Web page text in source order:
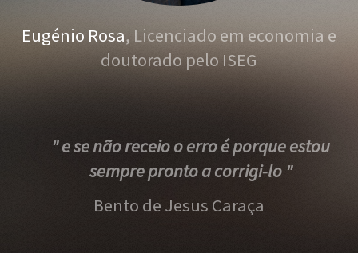
Eugénio Rosa, Licenciado em economia e
doutorado pelo ISEG
" e se não receio o erro é porque estou
sempre pronto a corrigi-lo "
Bento de Jesus Caraça